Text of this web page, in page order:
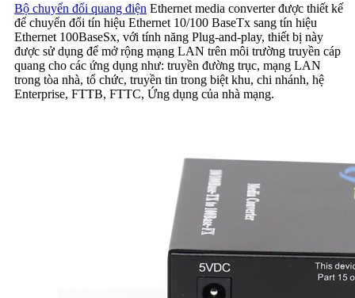
Bộ chuyển đổi quang điện Ethernet media converter được thiết kế
để chuyển đổi tín hiệu Ethernet 10/100 BaseTx sang tín hiệu
Ethernet 100BaseSx, với tính năng Plug-and-play, thiết bị này
được sử dụng để mở rộng mạng LAN trên môi trường truyền cáp
quang cho các ứng dụng như: truyền đường trục, mạng LAN
trong tòa nhà, tổ chức, truyền tin trong biệt khu, chi nhánh, hệ
Enterprise, FTTB, FTTC, Ứng dụng của nhà mạng.